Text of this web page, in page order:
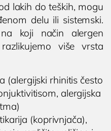
lakih do teških, mogu
delu ili sistemski.
koji način alergen
više vrsta
(alergijski rhinitis često
alergijska
(koprivnjača),